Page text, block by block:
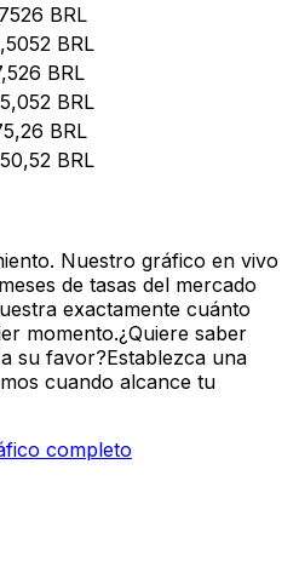
BRL
BRL
BRL
BRL
BRL
BRL
Nuestro gráfico en vivo
de tasas del mercado
exactamente cuánto
momento.¿Quiere saber
su favor?Establezca una
cuando alcance tu
completo